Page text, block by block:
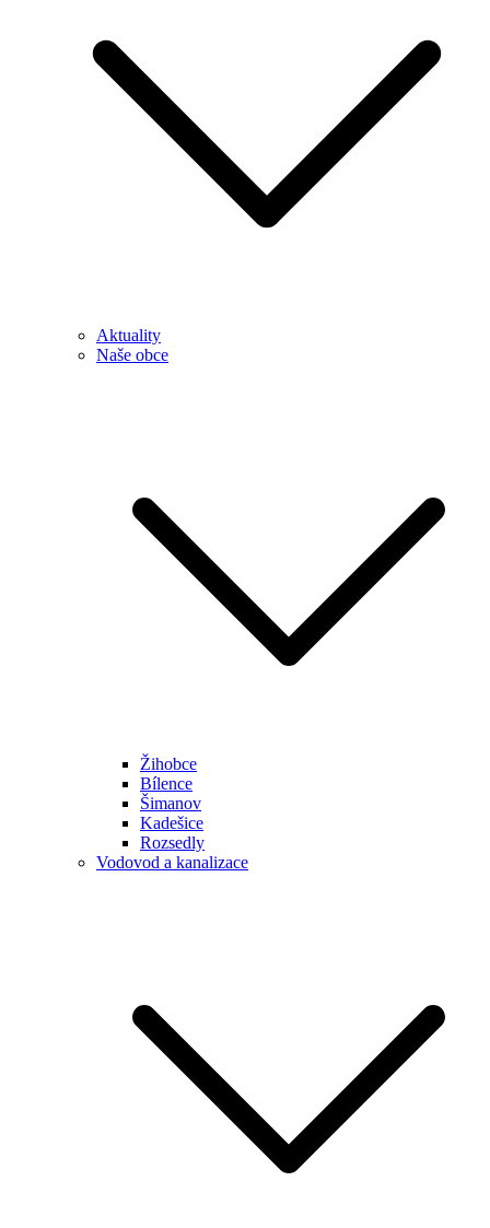
Aktuality
Naše obce
Žihobce
Bílence
Šimanov
Kadešice
Rozsedly
Vodovod a kanalizace